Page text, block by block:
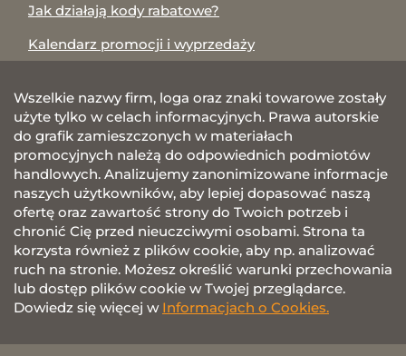
Jak działają kody rabatowe?
Kalendarz promocji i wyprzedaży
Wszelkie nazwy firm, loga oraz znaki towarowe zostały
użyte tylko w celach informacyjnych. Prawa autorskie
do grafik zamieszczonych w materiałach
promocyjnych należą do odpowiednich podmiotów
handlowych. Analizujemy zanonimizowane informacje
naszych użytkowników, aby lepiej dopasować naszą
ofertę oraz zawartość strony do Twoich potrzeb i
chronić Cię przed nieuczciwymi osobami. Strona ta
korzysta również z plików cookie, aby np. analizować
ruch na stronie. Możesz określić warunki przechowania
lub dostęp plików cookie w Twojej przeglądarce.
Dowiedz się więcej w Informacjach o Cookies.